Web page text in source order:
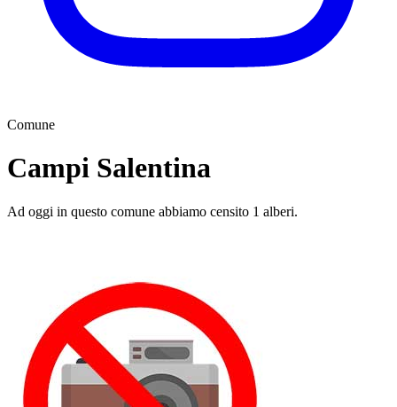
Comune
Campi Salentina
Ad oggi in questo comune abbiamo censito 1 alberi.